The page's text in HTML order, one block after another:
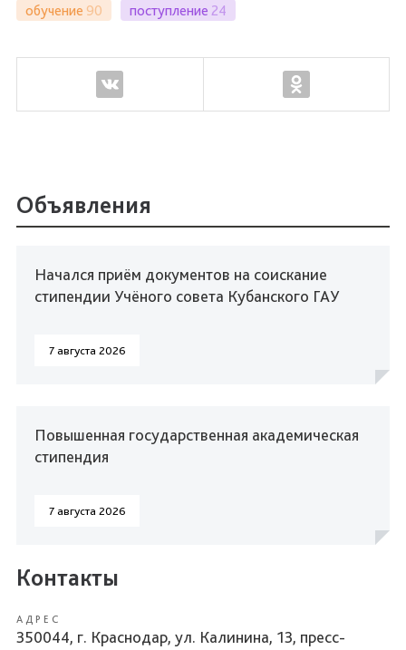
обучение 90 поступление 24
Объявления
Начался приём документов на соискание
стипендии Учёного совета Кубанского ГАУ
7 августа 2026
Повышенная государственная академическая
стипендия
7 августа 2026
Контакты
АДРЕС
350044, г. Краснодар, ул. Калинина, 13, пресс-